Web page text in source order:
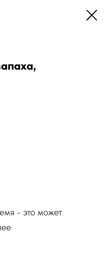
- это может